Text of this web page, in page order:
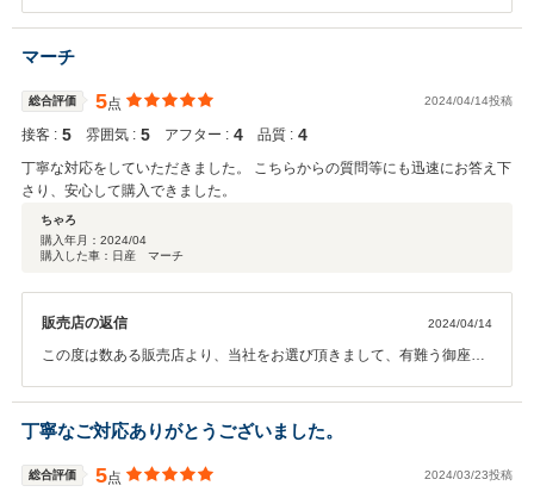
す。 また、何かお困りのことが御座いましたら、いつでもお気軽にご
相談を頂けたらと思っております。 今後とも、お付き合いの程、宜し
マーチ
総合評価 5点 2024/04/14投稿
接客 : 5 雰囲気 : 5 アフター : 4 品質 : 4
丁寧な対応をしていただきました。 こちらからの質問等にも迅速にお答え下
さり、安心して購入できました。
ちゃろ
購入年月： 2024/04
購入した車：日産 マーチ
販売店の返信 2024/04/14
この度は数ある販売店より、当社をお選び頂きまして、有難う御座い
後とも、頂きましたお言葉を励みに、スタッフ一同邁進していきたい
と思います。 遠方では御座いますが、何かお困りのことが御座いま
したら、いつでもお気軽にご相談を頂けたらと思っております。 今後
とも、お付き合いの程、宜しくお願い致します。
丁寧なご対応ありがとうございました。
総合評価 5点 2024/03/23投稿